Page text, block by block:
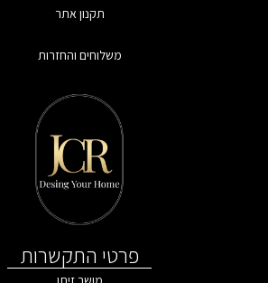
תקנון אתר
משלוחים והחזרות
פרטי התקשרות